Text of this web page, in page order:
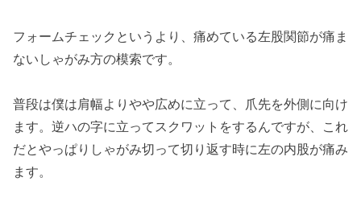
フォームチェックというより、痛めている左股関節が痛ま
ないしゃがみ方の模索です。
普段は僕は肩幅よりやや広めに立って、爪先を外側に向け
ます。逆ハの字に立ってスクワットをするんですが、これ
だとやっぱりしゃがみ切って切り返す時に左の内股が痛み
ます。